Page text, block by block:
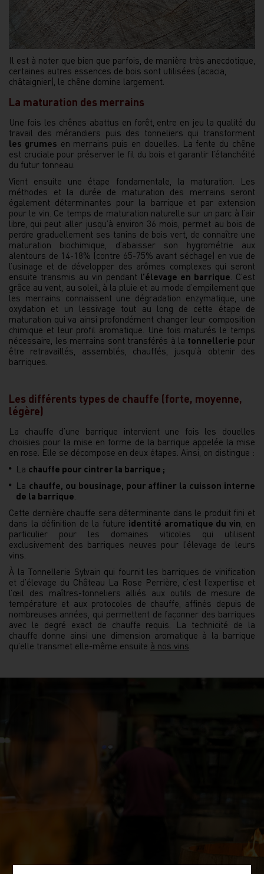
Il est à noter que bien que parfois, de manière très anecdotique,
certaines autres essences de bois sont utilisées (acacia,
châtaignier), le chêne domine largement.
La maturation des merrains
Une fois les chênes abattus en forêt, entre en jeu la qualité du
travail des mérandiers puis des tonneliers qui transforment
les grumes en merrains puis en douelles. La fente du chêne
est cruciale pour préserver le fil du bois et garantir l’étanchéité
du futur tonneau.
Vient ensuite une étape fondamentale, la maturation. Les
méthodes et la durée de maturation des merrains seront
également déterminantes pour la barrique et par extension
pour le vin. Ce temps de maturation naturelle sur un parc à l’air
libre, qui peut aller jusqu’à environ 36 mois, permet au bois de
perdre graduellement ses tanins de bois vert, de connaître une
maturation biochimique, d’abaisser son hygrométrie aux
alentours de 14-18% (contre 65-75% avant séchage) en vue de
l’usinage et de développer des arômes complexes qui seront
ensuite transmis au vin pendant l’élevage en barrique. C’est
grâce au vent, au soleil, à la pluie et au mode d’empilement que
les merrains connaissent une dégradation enzymatique, une
oxydation et un lessivage tout au long de cette étape de
maturation qui va ainsi profondément changer leur composition
chimique et leur profil aromatique. Une fois maturés le temps
nécessaire, les merrains sont transférés à la tonnellerie pour
être retravaillés, assemblés, chauffés, jusqu’à obtenir des
barriques.
Les différents types de chauffe (forte, moyenne,
légère)
La chauffe d’une barrique intervient une fois les douelles
choisies pour la mise en forme de la barrique appelée la mise
en rose. Elle se décompose en deux étapes. Ainsi, on distingue :
La chauffe pour cintrer la barrique ;
La chauffe, ou bousinage, pour affiner la cuisson interne
de la barrique.
Cette dernière chauffe sera déterminante dans le produit fini et
dans la définition de la future identité aromatique du vin, en
particulier pour les domaines viticoles qui utilisent
exclusivement des barriques neuves pour l’élevage de leurs
vins.
À la Tonnellerie Sylvain qui fournit les barriques de vinification
et d’élevage du Château La Rose Perrière, c’est l’expertise et
l’œil des maîtres-tonneliers alliés aux outils de mesure de
température et aux protocoles de chauffe, affinés depuis de
nombreuses années, qui permettent de façonner des barriques
avec le degré exact de chauffe requis. La technicité de la
chauffe donne ainsi une dimension aromatique à la barrique
qu’elle transmet elle-même ensuite à nos vins.